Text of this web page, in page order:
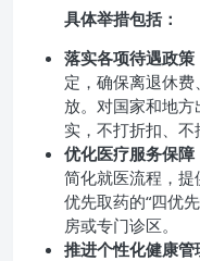
具体举措包括：
落实各项待遇政策
定，确保离退休
放。对国家和地
实，不打折扣、不
优化医疗服务保障
简化就医流程，提
优先取药的“四优
房或专门诊区。
推进个性化健康管